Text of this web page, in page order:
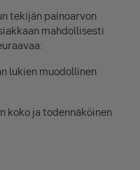
tekijän painoarvon
mahdollisesti
lukien muodollinen
koko ja todennäköinen